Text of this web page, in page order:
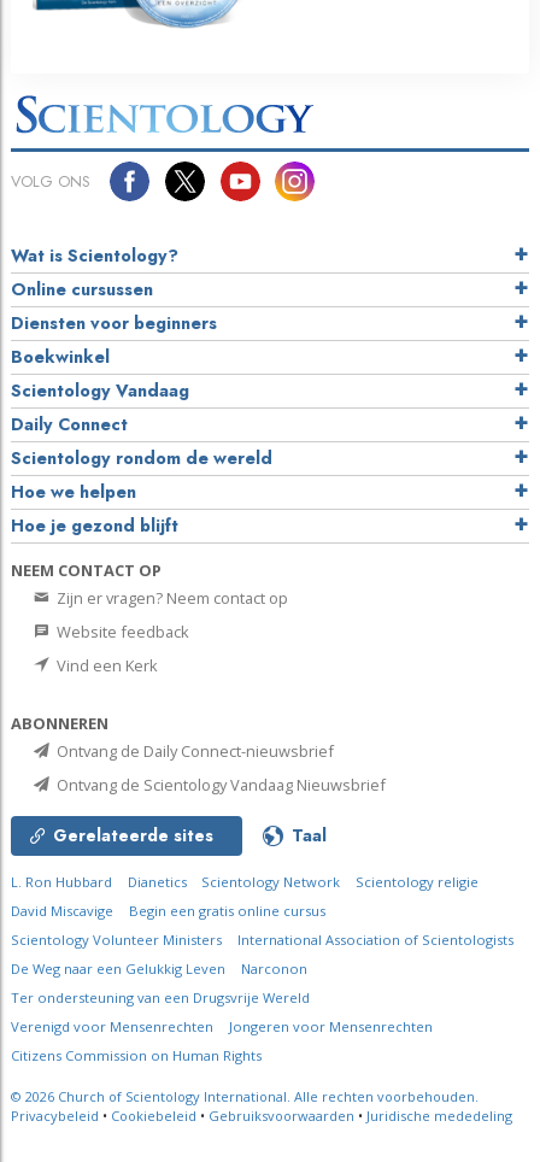
VOLG ONS
Wat is Scientology?
Online cursussen
Diensten voor beginners
Boekwinkel
Scientology Vandaag
Daily Connect
Scientology rondom de wereld
Hoe we helpen
Hoe je gezond blijft
NEEM CONTACT OP
Zijn er vragen? Neem contact op
Website feedback
Vind een Kerk
ABONNEREN
Ontvang de Daily Connect-nieuwsbrief
Ontvang de Scientology Vandaag Nieuwsbrief
Gerelateerde sites Taal
L. Ron Hubbard Dianetics Scientology Network
Scientology religie
David Miscavige
Begin een gratis online cursus
Scientology Volunteer Ministers
International Association of Scientologists
De Weg naar een Gelukkig Leven
Narconon
Ter ondersteuning van een Drugsvrije Wereld
Verenigd voor Mensenrechten
Jongeren voor Mensenrechten
Citizens Commission on Human Rights
© 2026 Church of Scientology International. Alle rechten voorbehouden.
Privacybeleid • Cookiebeleid • Gebruiksvoorwaarden • Juridische mededeling